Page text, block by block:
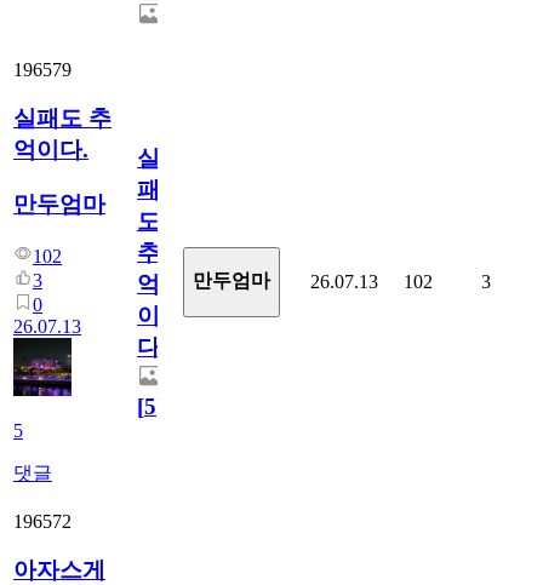
196579
실패도 추
억이다.
만두엄마
102
3
0
26.07.13
5
댓글
실
패
도
추
억
이
다.
[5]
만두엄마 26.07.13 102 3
196572
아자스게